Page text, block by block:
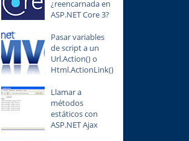
¿reencarnada en
ASP.NET Core 3?
Pasar variables
de script a un
Url.Action() o
Html.ActionLink()
Llamar a
métodos
estáticos con
ASP.NET Ajax